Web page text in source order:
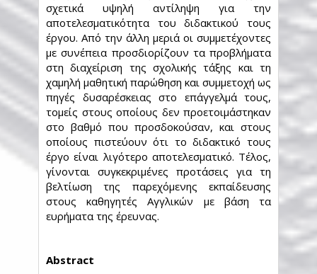
σχετικά υψηλή αντίληψη για την
αποτελεσματικότητα του διδακτικού τους
έργου. Από την άλλη μεριά οι συμμετέχοντες
με συνέπεια προσδιορίζουν τα προβλήματα
στη διαχείριση της σχολικής τάξης και τη
χαμηλή μαθητική παρώθηση και συμμετοχή ως
πηγές δυσαρέσκειας στο επάγγελμά τους,
τομείς στους οποίους δεν προετοιμάστηκαν
στο βαθμό που προσδοκούσαν, και στους
οποίους πιστεύουν ότι το διδακτικό τους
έργο είναι λιγότερο αποτελεσματικό. Τέλος,
γίνονται συγκεκριμένες προτάσεις για τη
βελτίωση της παρεχόμενης εκπαίδευσης
στους καθηγητές Αγγλικών με βάση τα
ευρήματα της έρευνας.
Abstract